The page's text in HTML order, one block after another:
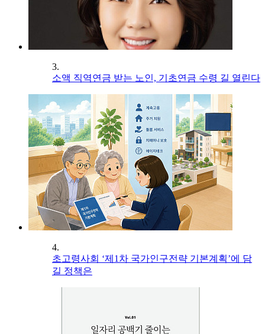
3.
소액 직역연금 받는 노인, 기초연금 수령 길 열린다
4.
초고령사회 ‘제1차 국가인구전략 기본계획’에 담
길 정책은